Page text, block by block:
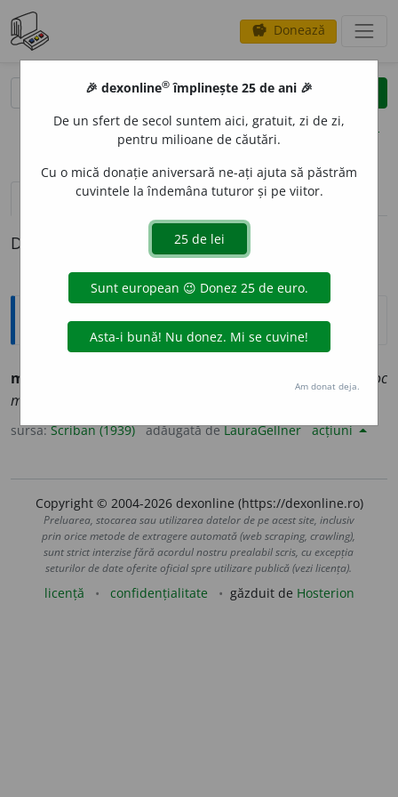
savings Donează
clear
opțiuni
definiții (1)
Definiția cu ID-ul 687258:
Explicative DEX
mocirlós, -oásă
loc
mocirlos.
sursa:Scriban (1939) adăugată deLauraGellner acțiuni
Copyright © 2004-2026 dexonline (https://dexonline.ro)
Preluarea, stocarea sau utilizarea datelor de pe acest site, inclusiv
prin orice metode de extragere automată (web scraping, crawling),
sunt strict interzise fără acordul nostru prealabil scris, cu excepția
seturilor de date oferite oficial spre utilizare publică (vezi licența).
licență confidențialitate găzduit de Hosterion
🎉 dexonline® împlinește 25 de ani 🎉
De un sfert de secol suntem aici, gratuit, zi de zi,
pentru milioane de căutări.
Cu o mică donație aniversară ne-ați ajuta să păstrăm
cuvintele la îndemâna tuturor și pe viitor.
Am donat deja.